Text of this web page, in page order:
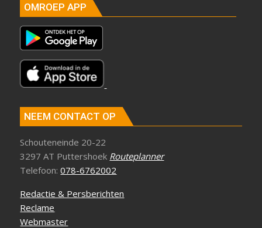
OMROEP APP
NEEM CONTACT OP
Schouteneinde 20-22
3297 AT Puttershoek Routeplanner
Telefoon:078-6762002
Redactie & Persberichten
Reclame
Webmaster